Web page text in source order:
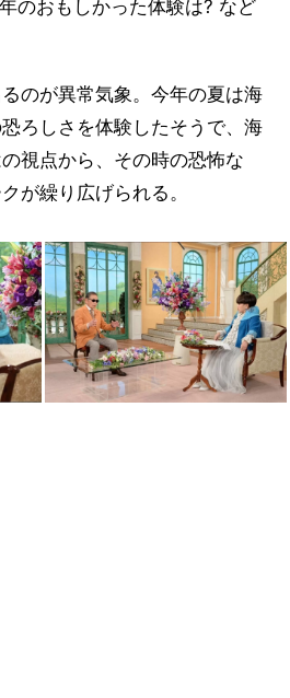
のおもしかった体験は? など
のが異常気象。今年の夏は海
ろしさを体験したそうで、海
視点から、その時の恐怖な
が繰り広げられる。